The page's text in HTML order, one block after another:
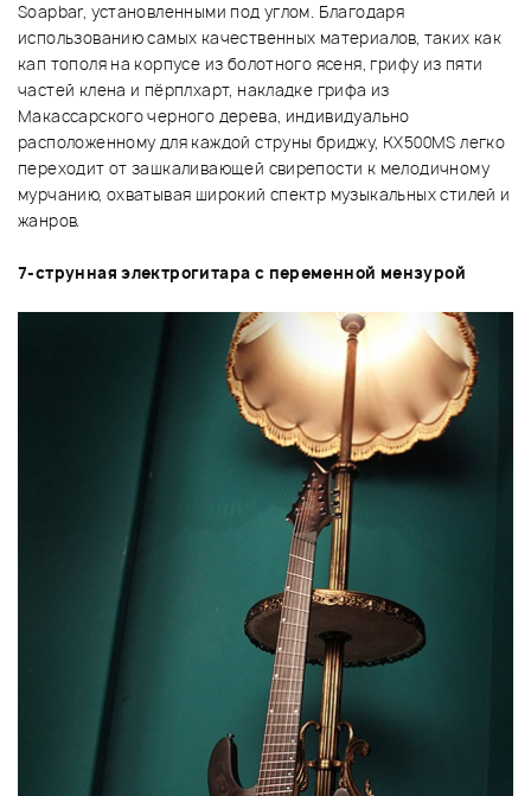
Soapbar, установленными под углом. Благодаря
использованию самых качественных материалов, таких как
кап тополя на корпусе из болотного ясеня, грифу из пяти
частей клена и пёрплхарт, накладке грифа из
Макассарского черного дерева, индивидуально
расположенному для каждой струны бриджу, KX500MS легко
переходит от зашкаливающей свирепости к мелодичному
мурчанию, охватывая широкий спектр музыкальных стилей и
жанров.
7-струнная электрогитара с переменной мензурой